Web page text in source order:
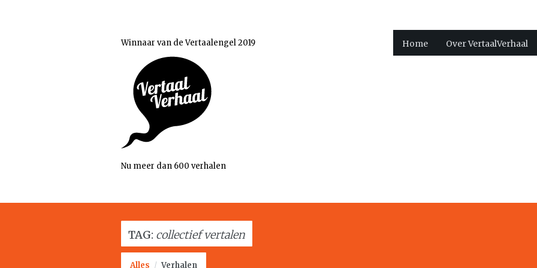
Winnaar van de Vertaalengel 2019
Nu meer dan 600 verhalen
Home Over VertaalVerhaal
TAG: collectief vertalen
Alles / Verhalen